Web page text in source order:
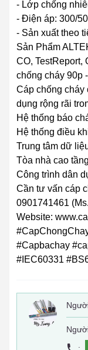
- Lớp chống
- Điện áp: 300/
- Sản xuất theo
Sản Phẩm
CO, TestReport,
chống cháy 90p
Cáp chống
dụng rộng rãi
Hệ thống báo
Hệ thống điều
Trung tâm dữ
Tòa nhà cao
Công trình dân
Cần tư vấn cáp
0901741461
Website:
#Capbachay
#IEC60331